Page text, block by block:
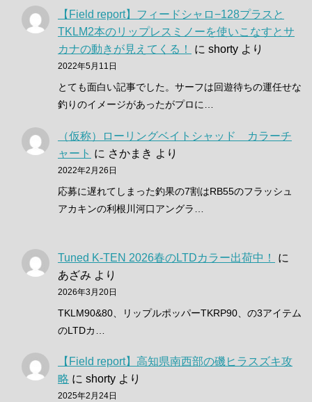
【Field report】フィードシャロ−128プラスと
TKLM2本のリップレスミノーを使いこなすとサ
カナの動きが見えてくる！
に shorty より
2022年5月11日
とても面白い記事でした。サーフは回遊待ちの運任せな
釣りのイメージがあったがプロに…
（仮称）ローリングベイトシャッド カラーチ
ャート に さかまき より
2022年2月26日
応募に遅れてしまった釣果の7割はRB55のフラッシュ
アカキンの利根川河口アングラ…
Tuned K-TEN 2026春のLTDカラー出荷中！
に
あざみ より
2026年3月20日
TKLM90&80、リップルポッパーTKRP90、の3アイテム
のLTDカ…
【Field report】高知県南西部の磯ヒラスズキ攻
略 に shorty より
2025年2月24日